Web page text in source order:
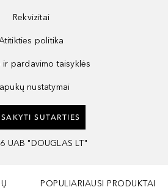
Rekvizitai
politika
ir pardavimo taisyklės
nustatymai
SUTARTIES
UAB "DOUGLAS LT"
POPULIARIAUSI PRODUKTAI